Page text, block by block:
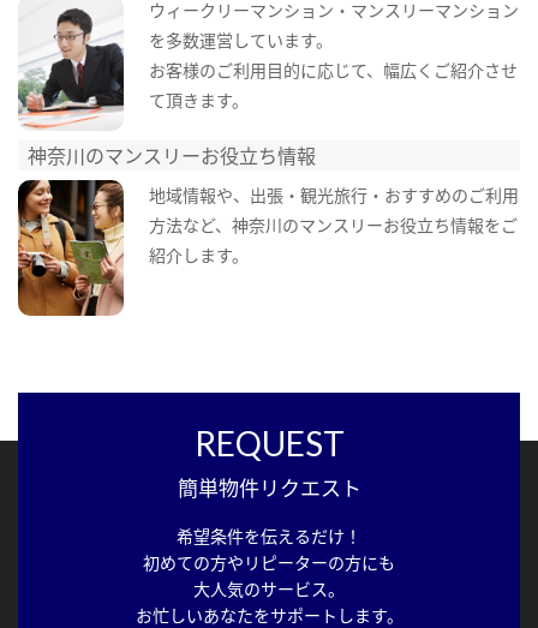
ウィークリーマンション・マンスリーマンション
を多数運営しています。
お客様のご利用目的に応じて、幅広くご紹介させ
て頂きます。
神奈川のマンスリーお役立ち情報
地域情報や、出張・観光旅行・おすすめのご利用
方法など、神奈川のマンスリーお役立ち情報をご
紹介します。
REQUEST
簡単物件リクエスト
希望条件を伝えるだけ！
初めての方やリピーターの方にも
大人気のサービス。
お忙しいあなたをサポートします。